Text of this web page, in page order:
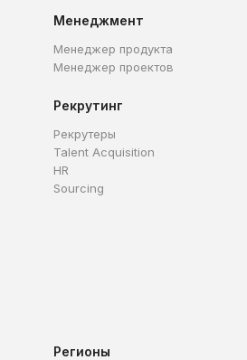
Менеджмент
Менеджер продукта
Менеджер проектов
Рекрутинг
Рекрутеры
Talent Acquisition
HR
Sourcing
Регионы